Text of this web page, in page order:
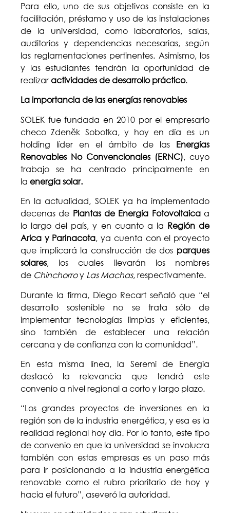
Para ello, uno de sus objetivos consiste en la
facilitación, préstamo y uso de las instalaciones
de la universidad, como laboratorios, salas,
auditorios y dependencias necesarias, según
las reglamentaciones pertinentes. Asimismo, los
y las estudiantes tendrán la oportunidad de
realizar actividades de desarrollo práctico.
La importancia de las energías renovables
SOLEK fue fundada en 2010 por el empresario
checo Zdeněk Sobotka, y hoy en día es un
holding líder en el ámbito de las Energías
Renovables No Convencionales (ERNC), cuyo
trabajo se ha centrado principalmente en
la energía solar.
En la actualidad, SOLEK ya ha implementado
decenas de Plantas de Energía Fotovoltaicaa
lo largo del país, y en cuanto a la Región de
Arica y Parinacota, ya cuenta con el proyecto
que implicará la construcción de dos parques
solares, los cuales llevarán los nombres
de Chinchorroy Las Machas, respectivamente.
Durante la firma, Diego Recart señaló que “el
desarrollo sostenible no se trata sólo de
implementar tecnologías limpias y eficientes,
sino también de establecer una relación
cercana y de confianza con la comunidad”.
En esta misma línea, la Seremi de Energía
destacó la relevancia que tendrá este
convenio a nivel regional a corto y largo plazo.
“Los grandes proyectos de inversiones en la
región son de la industria energética, y esa es la
realidad regional hoy día. Por lo tanto, este tipo
de convenio en que la universidad se involucra
también con estas empresas es un paso más
para ir posicionando a la industria energética
renovable como el rubro prioritario de hoy y
hacia el futuro”, aseveró la autoridad.